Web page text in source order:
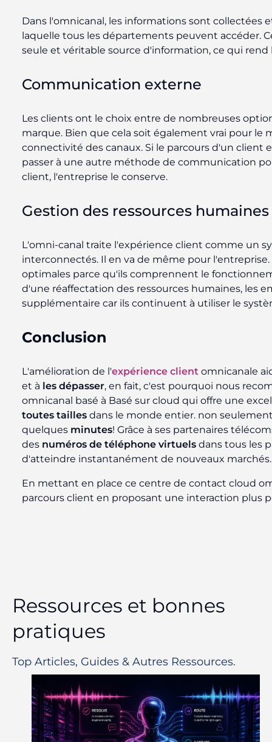
Dans l'omnicanal, les informations sont collectées
laquelle tous les départements peuvent accéder.
seule et véritable source d'information, ce qui
Communication externe
Les clients ont le choix entre de nombreuses
marque. Bien que cela soit également vrai pour le
connectivité des canaux. Si le parcours d'un
passer à une autre méthode de communication
client, l'entreprise le conserve.
Gestion des ressources humaines
L'omni-canal traite l'expérience client comme un
interconnectés. Il en va de même pour
optimales parce qu'ils comprennent le
d'une réaffectation des ressources humaines, les
supplémentaire car ils continuent à utiliser le
Conclusion
L'amélioration de l'expérience client omnicanale
et à les dépasser, en fait, c'est pourquoi nous
omnicanal basé à Basé sur cloud qui offre une
toutes tailles dans le monde entier. non
quelques minutes! Grâce à ses partenaires
des numéros de téléphone virtuels dans tous les
d'atteindre instantanément de nouveaux marchés.
En mettant en place ce centre de contact cloud
parcours client en proposant une interaction plus
Ressources et bonnes
pratiques
Top Articles, Guides & Autres Ressources.